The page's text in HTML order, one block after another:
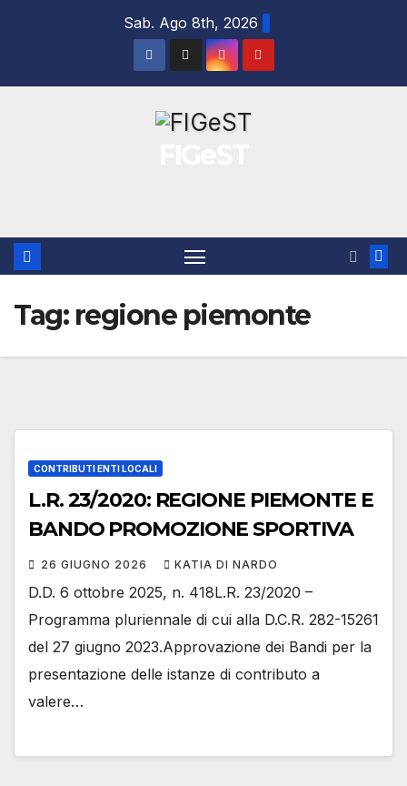
Sab. Ago 8th, 2026
Tag: regione piemonte
CONTRIBUTI ENTI LOCALI
L.R. 23/2020: REGIONE PIEMONTE E
BANDO PROMOZIONE SPORTIVA
26 GIUGNO 2026 KATIA DI NARDO
D.D. 6 ottobre 2025, n. 418L.R. 23/2020 –
Programma pluriennale di cui alla D.C.R. 282-15261
del 27 giugno 2023.Approvazione dei Bandi per la
presentazione delle istanze di contributo a
valere…